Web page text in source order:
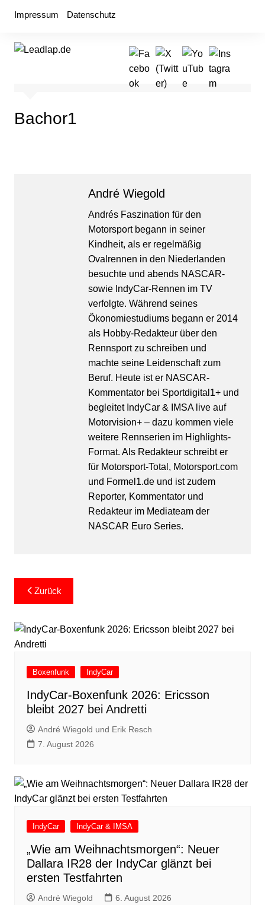
Impressum Datenschutz
Bachor1
André Wiegold
Andrés Faszination für den
Motorsport begann in seiner
Kindheit, als er regelmäßig
Ovalrennen in den Niederlanden
besuchte und abends NASCAR-
sowie IndyCar-Rennen im TV
verfolgte. Während seines
Ökonomiestudiums begann er 2014
als Hobby-Redakteur über den
Rennsport zu schreiben und
machte seine Leidenschaft zum
Beruf. Heute ist er NASCAR-
Kommentator bei Sportdigital1+ und
begleitet IndyCar & IMSA live auf
Motorvision+ – dazu kommen viele
weitere Rennserien im Highlights-
Format. Als Redakteur schreibt er
für Motorsport-Total, Motorsport.com
und Formel1.de und ist zudem
Reporter, Kommentator und
Redakteur im Mediateam der
NASCAR Euro Series.
Beitragsnavigation
Zurück
Boxenfunk IndyCar
IndyCar-Boxenfunk 2026: Ericsson
bleibt 2027 bei Andretti
André Wiegold und Erik Resch
7. August 2026
IndyCar IndyCar & IMSA
„Wie am Weihnachtsmorgen“: Neuer
Dallara IR28 der IndyCar glänzt bei
ersten Testfahrten
André Wiegold 6. August 2026